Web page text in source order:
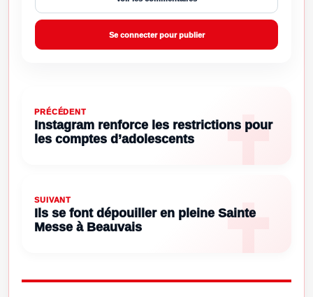
Se connecter pour publier
PRÉCÉDENT
Instagram renforce les restrictions pour
les comptes d’adolescents
SUIVANT
Ils se font dépouiller en pleine Sainte
Messe à Beauvais